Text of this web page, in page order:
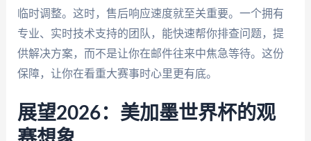
临时调整。这时，售后响应速度就至关重要。一个拥有
专业、实时技术支持的团队，能快速帮你排查问题，提
供解决方案，而不是让你在邮件往来中焦急等待。这份
保障，让你在看重大赛事时心里更有底。
展望2026：美加墨世界杯的观